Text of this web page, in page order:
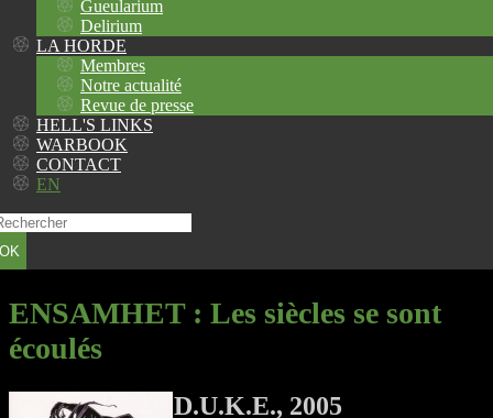
Gueularium
Delirium
LA HORDE
Membres
Notre actualité
Revue de presse
HELL'S LINKS
WARBOOK
CONTACT
EN
OK
ENSAMHET: Les siècles se sont
écoulés
D.U.K.E., 2005